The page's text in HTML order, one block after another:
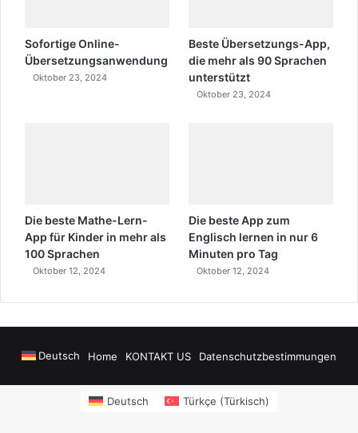
Sofortige Online-
Übersetzungsanwendung
Oktober 23, 2024
Beste Übersetzungs-App,
die mehr als 90 Sprachen
unterstützt
Oktober 23, 2024
Die beste Mathe-Lern-
App für Kinder in mehr als
100 Sprachen
Oktober 12, 2024
Die beste App zum
Englisch lernen in nur 6
Minuten pro Tag
Oktober 12, 2024
Deutsch Home KONTAKT US Datenschutzbestimmungen
Deutsch Türkçe (Türkisch)